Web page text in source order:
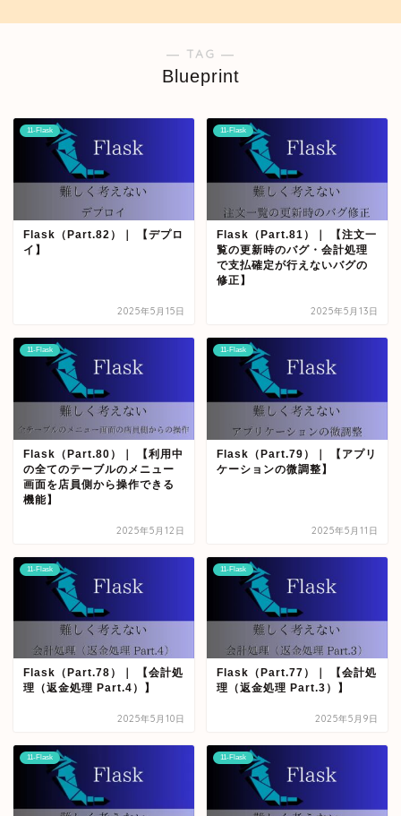
― TAG ―
Blueprint
11-Flask
Flask（Part.82）｜ 【デプロ
イ】
2025年5月15日
11-Flask
Flask（Part.81）｜ 【注文一
覧の更新時のバグ・会計処理
で支払確定が行えないバグの
修正】
2025年5月13日
11-Flask
Flask（Part.80）｜ 【利用中
の全てのテーブルのメニュー
画面を店員側から操作できる
機能】
2025年5月12日
11-Flask
Flask（Part.79）｜ 【アプリ
ケーションの微調整】
2025年5月11日
11-Flask
Flask（Part.78）｜ 【会計処
理（返金処理 Part.4）】
2025年5月10日
11-Flask
Flask（Part.77）｜ 【会計処
理（返金処理 Part.3）】
2025年5月9日
11-Flask 11-Flask